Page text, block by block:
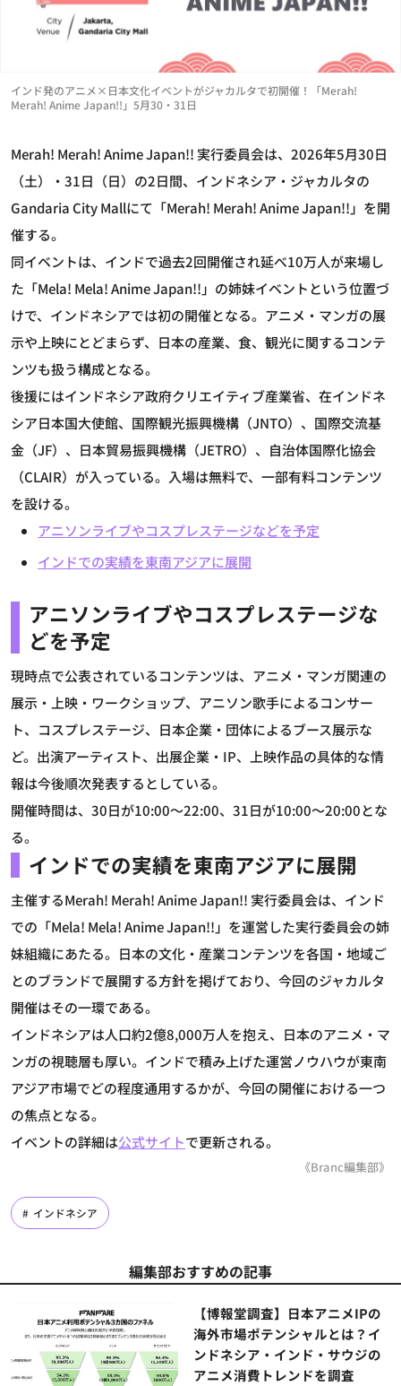
インド発のアニメ×日本文化イベントがジャカルタで初開催！「Merah!
Merah! Anime Japan!!」5月30・31日
Merah! Merah! Anime Japan!! 実行委員会は、2026年5月30日
（土）・31日（日）の2日間、インドネシア・ジャカルタの
Gandaria City Mallにて「Merah! Merah! Anime Japan!!」を開
催する。
同イベントは、インドで過去2回開催され延べ10万人が来場し
た「Mela! Mela! Anime Japan!!」の姉妹イベントという位置づ
けで、インドネシアでは初の開催となる。アニメ・マンガの展
示や上映にとどまらず、日本の産業、食、観光に関するコンテ
ンツも扱う構成となる。
後援にはインドネシア政府クリエイティブ産業省、在インドネ
シア日本国大使館、国際観光振興機構（JNTO）、国際交流基
金（JF）、日本貿易振興機構（JETRO）、自治体国際化協会
（CLAIR）が入っている。入場は無料で、一部有料コンテンツ
を設ける。
アニソンライブやコスプレステージなどを予定
インドでの実績を東南アジアに展開
アニソンライブやコスプレステージな
どを予定
現時点で公表されているコンテンツは、アニメ・マンガ関連の
展示・上映・ワークショップ、アニソン歌手によるコンサー
ト、コスプレステージ、日本企業・団体によるブース展示な
ど。出演アーティスト、出展企業・IP、上映作品の具体的な情
報は今後順次発表するとしている。
開催時間は、30日が10:00～22:00、31日が10:00～20:00とな
る。
インドでの実績を東南アジアに展開
主催するMerah! Merah! Anime Japan!! 実行委員会は、インド
での「Mela! Mela! Anime Japan!!」を運営した実行委員会の姉
妹組織にあたる。日本の文化・産業コンテンツを各国・地域ご
とのブランドで展開する方針を掲げており、今回のジャカルタ
開催はその一環である。
インドネシアは人口約2億8,000万人を抱え、日本のアニメ・マ
ンガの視聴層も厚い。インドで積み上げた運営ノウハウが東南
アジア市場でどの程度通用するかが、今回の開催における一つ
の焦点となる。
イベントの詳細は公式サイトで更新される。
《Branc編集部》
インドネシア
編集部おすすめの記事
【博報堂調査】日本アニメIPの
海外市場ポテンシャルとは？イ
ンドネシア・インド・サウジの
アニメ消費トレンドを調査